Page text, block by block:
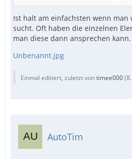
Ist halt am einfachsten wenn man
sucht. Oft haben die einzelnen
man diese dann ansprechen kann.
Unbenannt.jpg
Einmal editiert, zuletzt vontimee000(
AutoTim